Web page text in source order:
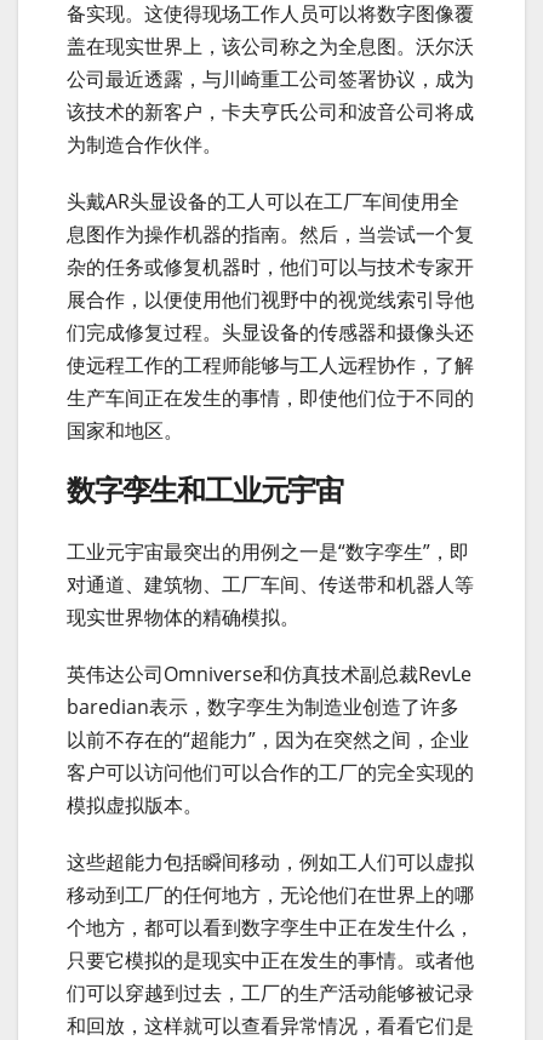
备实现。这使得现场工作人员可以将数字图像覆
盖在现实世界上，该公司称之为全息图。沃尔沃
公司最近透露，与川崎重工公司签署协议，成为
该技术的新客户，卡夫亨氏公司和波音公司将成
为制造合作伙伴。
头戴AR头显设备的工人可以在工厂车间使用全
息图作为操作机器的指南。然后，当尝试一个复
杂的任务或修复机器时，他们可以与技术专家开
展合作，以便使用他们视野中的视觉线索引导他
们完成修复过程。头显设备的传感器和摄像头还
使远程工作的工程师能够与工人远程协作，了解
生产车间正在发生的事情，即使他们位于不同的
国家和地区。
数字孪生和工业元宇宙
工业元宇宙最突出的用例之一是“数字孪生”，即
对通道、建筑物、工厂车间、传送带和机器人等
现实世界物体的精确模拟。
英伟达公司Omniverse和仿真技术副总裁RevLe
baredian表示，数字孪生为制造业创造了许多
以前不存在的“超能力”，因为在突然之间，企业
客户可以访问他们可以合作的工厂的完全实现的
模拟虚拟版本。
这些超能力包括瞬间移动，例如工人们可以虚拟
移动到工厂的任何地方，无论他们在世界上的哪
个地方，都可以看到数字孪生中正在发生什么，
只要它模拟的是现实中正在发生的事情。或者他
们可以穿越到过去，工厂的生产活动能够被记录
和回放，这样就可以查看异常情况，看看它们是